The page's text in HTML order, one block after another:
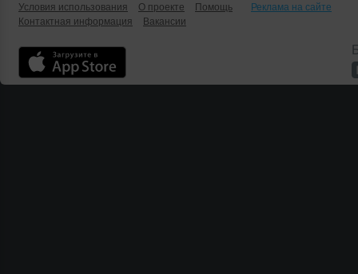
Условия использования
О проекте Помощь
Реклама на сайте
Контактная информация
Вакансии